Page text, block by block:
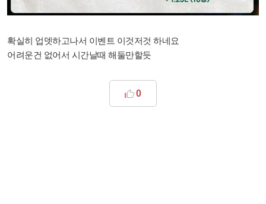
확실히 업뎃하고나서 이벤트 이것저것 하네요
어려운건 없어서 시간날때 해둘만할듯
0